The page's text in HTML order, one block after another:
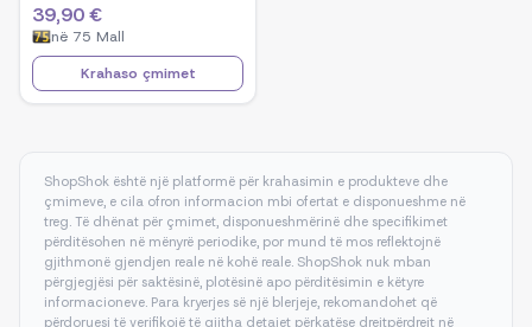
39,90 €
në 75 Mall
Krahaso çmimet
ShopShok është një platformë për krahasimin e produkteve dhe
çmimeve, e cila ofron informacion mbi ofertat e disponueshme në
treg. Të dhënat për çmimet, disponueshmërinë dhe specifikimet
përditësohen në mënyrë periodike, por mund të mos reflektojnë
gjithmonë gjendjen reale në kohë reale. ShopShok nuk mban
përgjegjësi për saktësinë, plotësinë apo përditësimin e këtyre
informacioneve. Para kryerjes së një blerjeje, rekomandohet që
përdoruesi të verifikojë të gjitha detajet përkatëse drejtpërdrejt në